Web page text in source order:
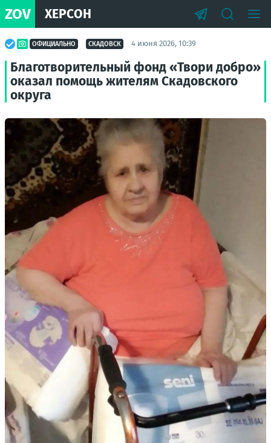
ZOV ХЕРСОН
ОФИЦИАЛЬНО СКАДОВСК 4 июня 2026, 10:39
Благотворительный фонд «Твори добро»
оказал помощь жителям Скадовского
округа